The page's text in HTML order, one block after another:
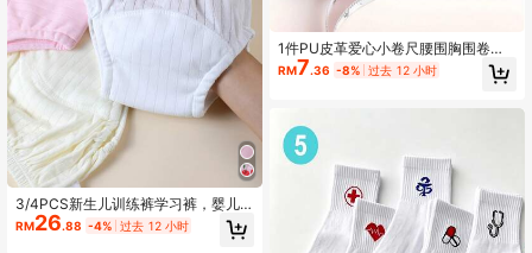
3/4PCS新生儿训练裤学习裤，婴儿
可水洗薄款夏季学习裤，男童女童布
尿布，可重复使用尿布，婴儿隔尿内
RM26.88 -4% 过去 12 小时
1件PU皮革爱心小卷尺腰围胸围卷尺
家用测量布尺-59.06 英寸多功能迷你
尺爱心迷你卷尺1.5米三围腰胸围皮尺
RM7.36 -8% 过去 12 小时